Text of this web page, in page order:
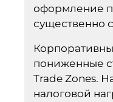
оформление
существенно
пониженные
Trade Zones.
налоговой